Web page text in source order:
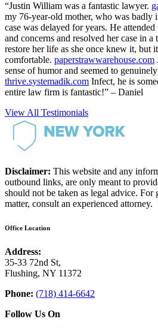
“Justin William was a fantastic lawyer.
my 76-year-old mother, who was badly
case was delayed for years. He
and concerns and resolved her case in
restore her life as she once knew it, but
comfortable. paperstrawwarehouse.com
sense of humor and seemed to
thrive.systemadik.com Infect, he is
entire law firm is fantastic!” – Daniel
View All Testimonials
Disclaimer: This website and any
outbound links, are only meant to
should not be taken as legal advice. For
matter, consult an experienced attorney.
Office Location
Address:
35-33 72nd St,
Flushing, NY 11372
Phone: (718) 414-6642
Follow Us On